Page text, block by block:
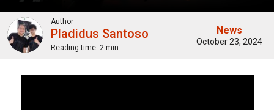
Author
Pladidus Santoso
Reading time: 2 min
News
October 23, 2024